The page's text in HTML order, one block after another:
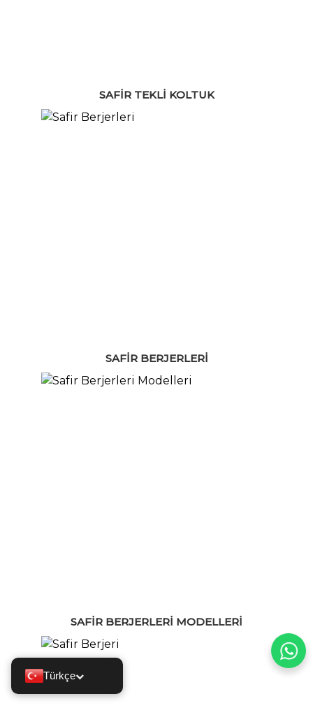
Türkçe
SAFIR TEKLI KOLTUK
SAFIR BERJERLERI
SAFIR BERJERLERI MODELLERI